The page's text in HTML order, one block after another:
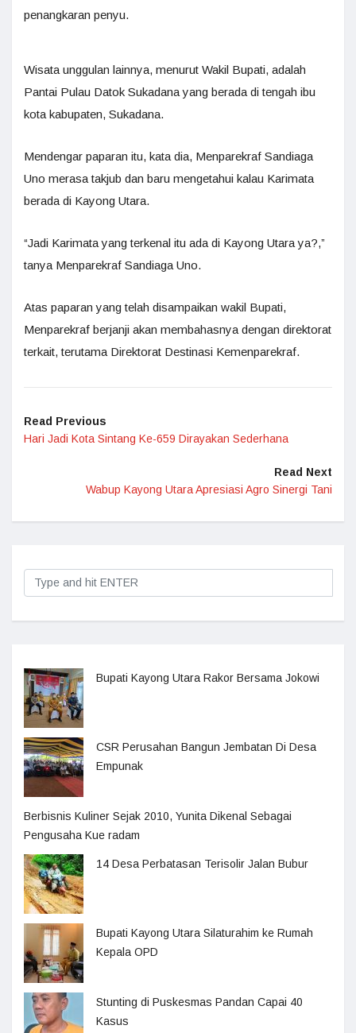
penangkaran penyu.
Wisata unggulan lainnya, menurut Wakil Bupati, adalah
Pantai Pulau Datok Sukadana yang berada di tengah ibu
kota kabupaten, Sukadana.
Mendengar paparan itu, kata dia, Menparekraf Sandiaga
Uno merasa takjub dan baru mengetahui kalau Karimata
berada di Kayong Utara.
“Jadi Karimata yang terkenal itu ada di Kayong Utara ya?,”
tanya Menparekraf Sandiaga Uno.
Atas paparan yang telah disampaikan wakil Bupati,
Menparekraf berjanji akan membahasnya dengan direktorat
terkait, terutama Direktorat Destinasi Kemenparekraf.
Read Previous
Hari Jadi Kota Sintang Ke-659 Dirayakan Sederhana
Read Next
Wabup Kayong Utara Apresiasi Agro Sinergi Tani
Bupati Kayong Utara Rakor Bersama Jokowi
CSR Perusahan Bangun Jembatan Di Desa
Empunak
Berbisnis Kuliner Sejak 2010, Yunita Dikenal Sebagai
Pengusaha Kue radam
14 Desa Perbatasan Terisolir Jalan Bubur
Bupati Kayong Utara Silaturahim ke Rumah
Kepala OPD
Stunting di Puskesmas Pandan Capai 40
Kasus